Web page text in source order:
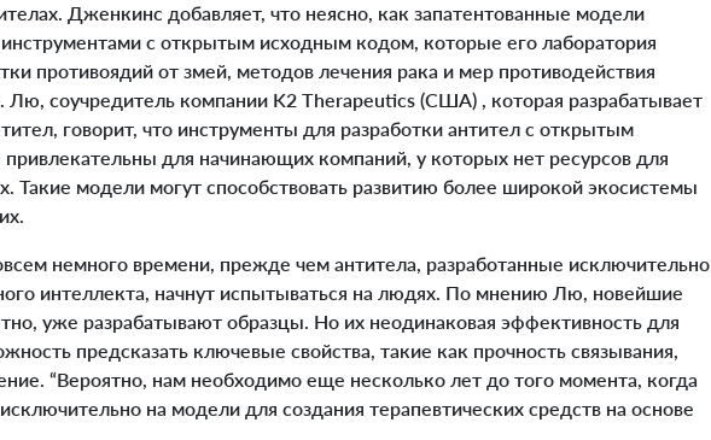
Дженкинс добавляет, что неясно, как запатентованные модели
с открытым исходным кодом, которые его лаборатория
противоядий от змей, методов лечения рака и мер противодействия
Лю, соучредитель компании K2 Therapeutics (США) , которая разрабатывает
говорит, что инструменты для разработки антител с открытым
для начинающих компаний, у которых нет ресурсов для
Такие модели могут способствовать развитию более широкой экосистемы
немного времени, прежде чем антитела, разработанные исключительно
интеллекта, начнут испытываться на людях. По мнению Лю, новейшие
уже разрабатывают образцы. Но их неодинаковая эффективность для
предсказать ключевые свойства, такие как прочность связывания,
“Вероятно, нам необходимо еще несколько лет до того момента, когда
на модели для создания терапевтических средств на основе